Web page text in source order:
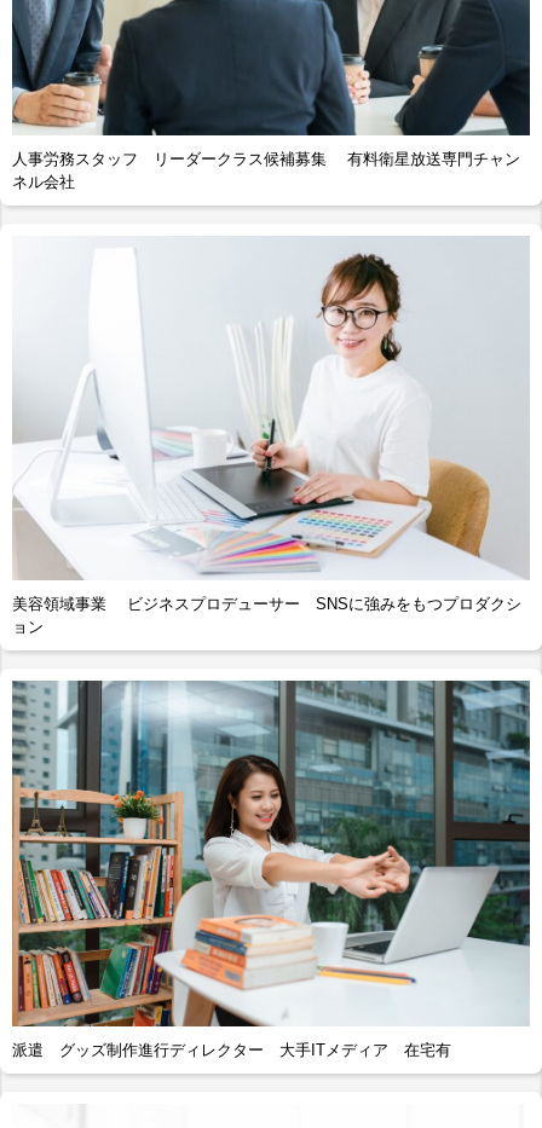
人事労務スタッフ リーダークラス候補募集 有料衛星放送専門チャン
ネル会社
美容領域事業 ビジネスプロデューサー SNSに強みをもつプロダクシ
ョン
派遣 グッズ制作進行ディレクター 大手ITメディア 在宅有